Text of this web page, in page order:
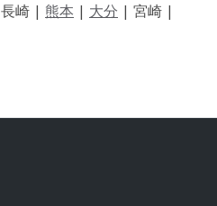
長崎 | 熊本 | 大分 | 宮崎 |